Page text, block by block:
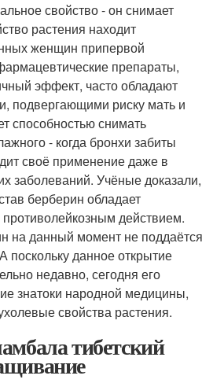
свойство - он снимает
растения находит
женщин припервой
препараты,
эффект, часто обладают
подвергающими риску мать и
способностью снимать
- когда бронхи забиты
своё применение даже в
заболеваний. Учёные доказали,
берберин обладает
действием.
на данный момент не поддаётся
поскольку данное открытие
недавно, сегодня его
знатоки народной медицины,
свойства растения.
тибетский